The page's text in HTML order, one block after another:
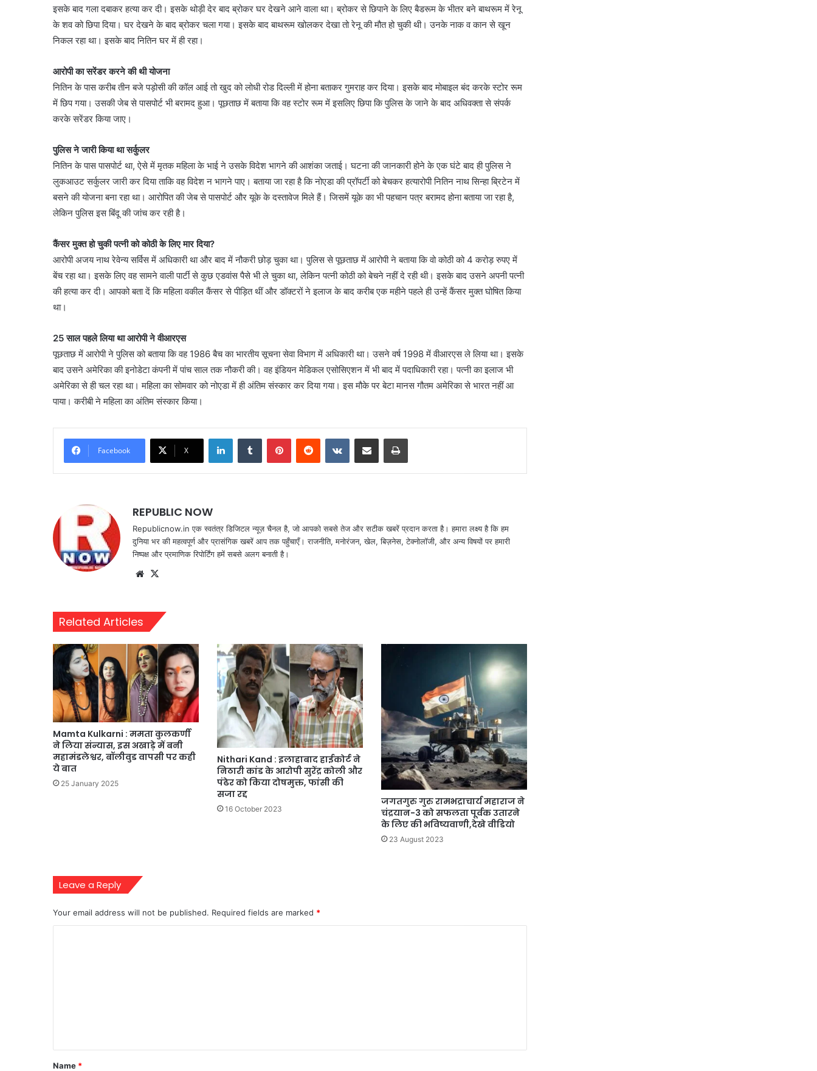
इसके बाद गला दबाकर हत्या कर दी। इसके थोड़ी देर बाद ब्रोकर घर देखने आने वाला था। ब्रोकर से छिपाने के लिए बैडरूम के भीतर बने बाथरूम में रेनू
के शव को छिपा दिया। घर देखने के बाद ब्रोकर चला गया। इसके बाद बाथरूम खोलकर देखा तो रेनू की मौत हो चुकी थी। उनके नाक व कान से खून
निकल रहा था। इसके बाद नितिन घर में ही रहा।
आरोपी का सरेंडर करने की थी योजना
नितिन के पास करीब तीन बजे पड़ोसी की कॉल आई तो खुद को लोधी रोड दिल्ली में होना बताकर गुमराह कर दिया। इसके बाद मोबाइल बंद करके स्टोर रूम
में छिप गया। उसकी जेब से पासपोर्ट भी बरामद हुआ। पूछताछ में बताया कि वह स्टोर रूम में इसलिए छिपा कि पुलिस के जाने के बाद अधिवक्ता से संपर्क
करके सरेंडर किया जाए।
पुलिस ने जारी किया था सर्कुलर
नितिन के पास पासपोर्ट था, ऐसे में मृतक महिला के भाई ने उसके विदेश भागने की आशंका जताई। घटना की जानकारी होने के एक घंटे बाद ही पुलिस ने
लुकआउट सर्कुलर जारी कर दिया ताकि वह विदेश न भागने पाए। बताया जा रहा है कि नोएडा की प्रॉपर्टी को बेचकर हत्यारोपी नितिन नाथ सिन्हा ब्रिटेन में
बसने की योजना बना रहा था। आरोपित की जेब से पासपोर्ट और यूके के दस्तावेज मिले हैं। जिसमें यूके का भी पहचान पत्र बरामद होना बताया जा रहा है,
लेकिन पुलिस इस बिंदू की जांच कर रही है।
कैंसर मुक्त हो चुकी पत्नी को कोठी के लिए मार दिया?
आरोपी अजय नाथ रेवेन्य सर्विस में अधिकारी था और बाद में नौकरी छोड़ चुका था। पुलिस से पूछताछ में आरोपी ने बताया कि वो कोठी को 4 करोड़ रुपए में
बेंच रहा था। इसके लिए वह सामने वाली पार्टी से कुछ एडवांस पैसे भी ले चुका था, लेकिन पत्नी कोठी को बेचने नहीं दे रही थी। इसके बाद उसने अपनी पत्नी
की हत्या कर दी। आपको बता दें कि महिला वकील कैंसर से पीड़ित थीं और डॉक्टरों ने इलाज के बाद करीब एक महीने पहले ही उन्हें कैंसर मुक्त घोषित किया
था।
25 साल पहले लिया था आरोपी ने वीआरएस
पूछताछ में आरोपी ने पुलिस को बताया कि वह 1986 बैच का भारतीय सूचना सेवा विभाग में अधिकारी था। उसने वर्ष 1998 में वीआरएस ले लिया था। इसके
बाद उसने अमेरिका की इनोडेटा कंपनी में पांच साल तक नौकरी की। वह इंडियन मेडिकल एसोसिएशन में भी बाद में पदाधिकारी रहा। पत्नी का इलाज भी
अमेरिका से ही चल रहा था। महिला का सोमवार को नोएडा में ही अंतिम संस्कार कर दिया गया। इस मौके पर बेटा मानस गौतम अमेरिका से भारत नहीं आ
पाया। करीबी ने महिला का अंतिम संस्कार किया।
Facebook X
LinkedInTumblr PinterestReddit VKontakteShare via Email Print
REPUBLIC NOW
Republicnow.in एक स्वतंत्र डिजिटल न्यूज़ चैनल है, जो आपको सबसे तेज और सटीक खबरें प्रदान करता है। हमारा लक्ष्य है कि हम
दुनिया भर की महत्वपूर्ण और प्रासंगिक खबरें आप तक पहुँचाएँ। राजनीति, मनोरंजन, खेल, बिज़नेस, टेक्नोलॉजी, और अन्य विषयों पर हमारी
निष्पक्ष और प्रमाणिक रिपोर्टिंग हमें सबसे अलग बनाती है।
Website
Related Articles
Mamta Kulkarni : ममता कुलकर्णी
ने लिया संन्यास, इस अखाड़े में बनी
महामंडलेश्वर, बॉलीवुड वापसी पर कही
ये बात
25 January 2025
Nithari Kand : इलाहाबाद हाईकोर्ट ने
निठारी कांड के आरोपी सुरेंद्र कोली और
पंढेर को किया दोषमुक्त, फांसी की
सजा रद्द
16 October 2023
जगतगुरु गुरु रामभद्राचार्य महाराज ने
चंद्रयान-3 को सफलता पूर्वक उतारने
के लिए की भविष्यवाणी,देखे वीडियो
23 August 2023
Leave a Reply
Your email address will not be published. Required fields are marked *
*
Name *